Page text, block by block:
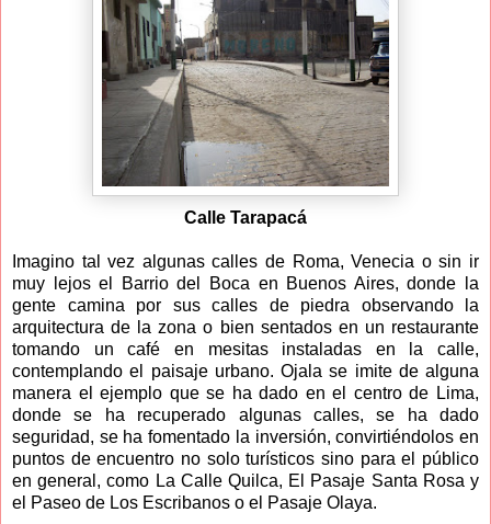
Calle Tarapacá
Imagino tal vez algunas calles de Roma, Venecia o sin ir
muy lejos el Barrio del Boca en Buenos Aires, donde la
gente camina por sus calles de piedra observando la
arquitectura de la zona o bien sentados en un restaurante
tomando un café en mesitas instaladas en la calle,
contemplando el paisaje urbano. Ojala se imite de alguna
manera el ejemplo que se ha dado en el centro de Lima,
donde se ha recuperado algunas calles, se ha dado
seguridad, se ha fomentado la inversión, convirtiéndolos en
puntos de encuentro no solo turísticos sino para el público
en general, como La Calle Quilca, El Pasaje Santa Rosa y
el Paseo de Los Escribanos o el Pasaje Olaya.